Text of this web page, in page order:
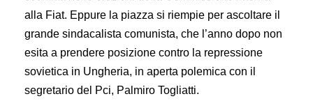
alla Fiat. Eppure la piazza si riempie per ascoltare il
grande sindacalista comunista, che l’anno dopo non
esita a prendere posizione contro la repressione
sovietica in Ungheria, in aperta polemica con il
segretario del Pci, Palmiro Togliatti.